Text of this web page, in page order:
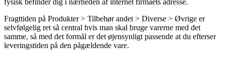
Fragttiden på Produkter > Tilbehør andet > Diverse > Øvrige er
selvfølgelig ret så central hvis man skal bruge varerne med det
samme, så med det formål er det øjensynligt passende at du efterser
leveringstiden på den pågældende vare.